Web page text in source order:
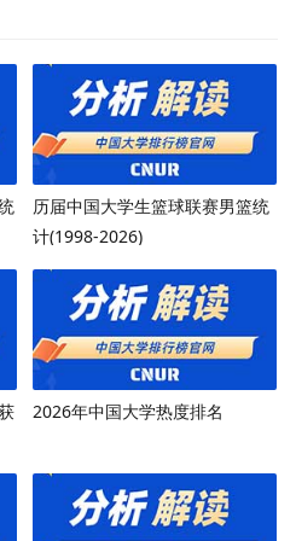
历届中国大学生篮球联赛男篮统
计(1998-2026)
2026年中国大学热度排名